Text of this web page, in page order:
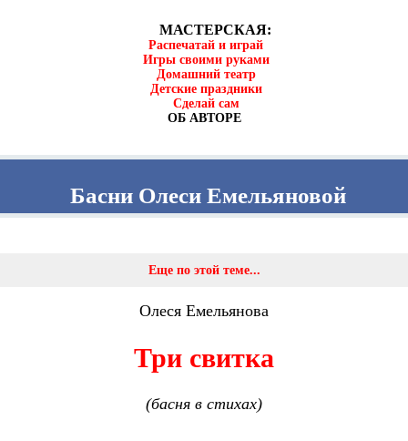
МАСТЕРСКАЯ:
Распечатай и играй
Игры своими руками
Домашний театр
Детские праздники
Сделай сам
ОБ АВТОРЕ
Басни Олеси Емельяновой
Еще по этой теме...
Олеся Емельянова
Три свитка
(басня в стихах)